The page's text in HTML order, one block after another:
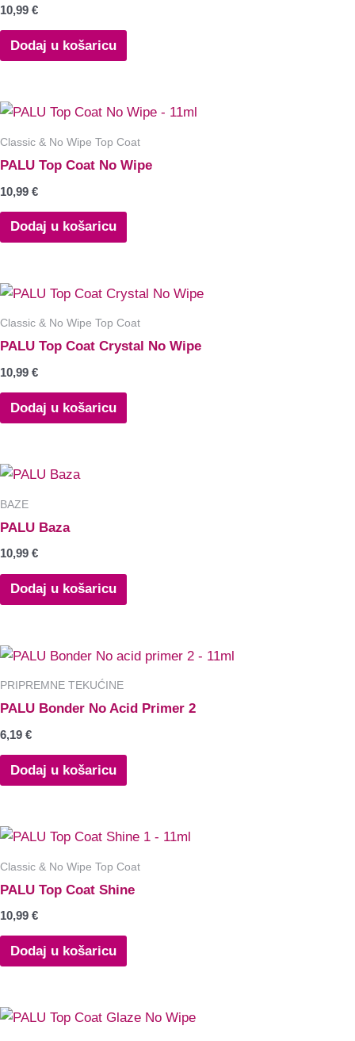
10,99 €
Dodaj u košaricu
Classic & No Wipe Top Coat
PALU Top Coat No Wipe
10,99 €
Dodaj u košaricu
Classic & No Wipe Top Coat
PALU Top Coat Crystal No Wipe
10,99 €
Dodaj u košaricu
BAZE
PALU Baza
10,99 €
Dodaj u košaricu
PRIPREMNE TEKUĆINE
PALU Bonder No Acid Primer 2
6,19 €
Dodaj u košaricu
Classic & No Wipe Top Coat
PALU Top Coat Shine
10,99 €
Dodaj u košaricu
Opcije
se
odabrati
proizvoda
Opcije
se
odabrati
proizvoda
Opcije
se
odabrati
proizvoda